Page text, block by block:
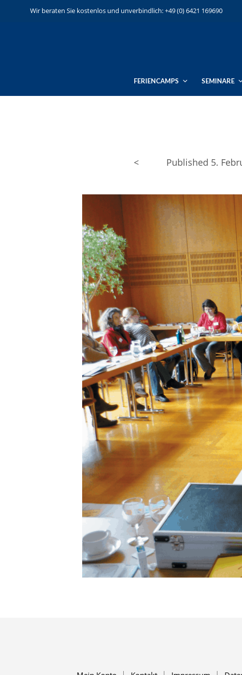
Wir beraten Sie kostenlos und unverbindlich: +49 (0) 6421 169690
FERIENCAMPS SEMINARE
Published 5.
<